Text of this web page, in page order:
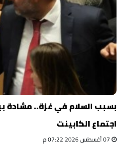
بسبب السلام في غزة.. مشادة
اجتماع الكابينت